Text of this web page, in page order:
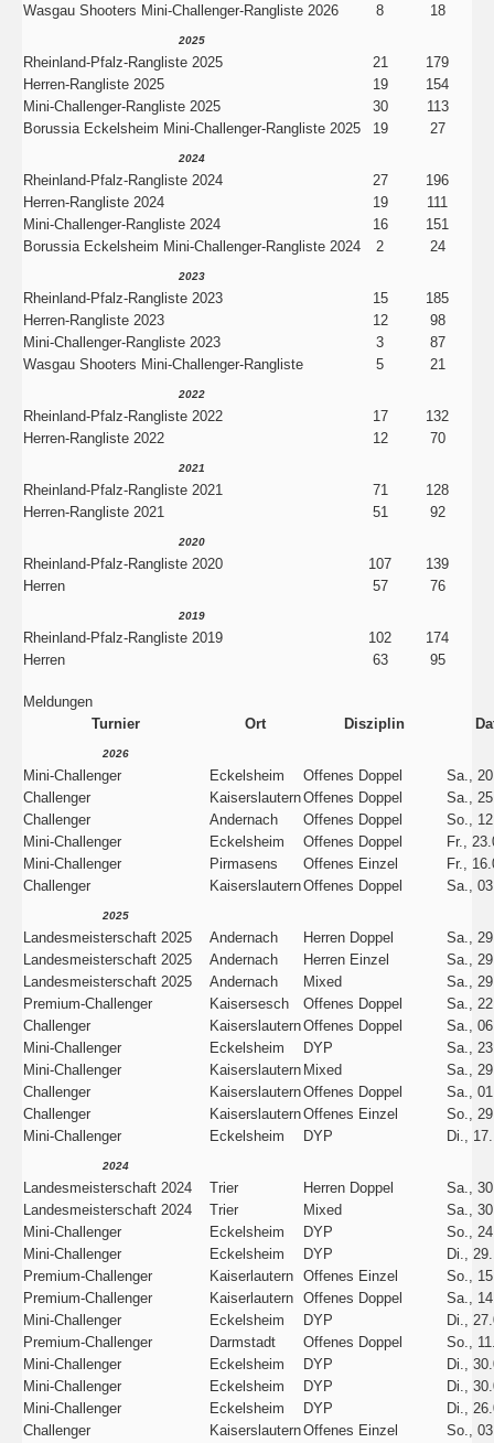
Wasgau Shooters Mini-Challenger-Rangliste 2026
8 18
2025
Rheinland-Pfalz-Rangliste 2025 21
179
Herren-Rangliste 2025
19
154
Mini-Challenger-Rangliste 2025
30
113
Borussia Eckelsheim Mini-Challenger-Rangliste 2025
19 27
2024
Rheinland-Pfalz-Rangliste 2024 27
196
Herren-Rangliste 2024
19
111
Mini-Challenger-Rangliste 2024
16
151
Borussia Eckelsheim Mini-Challenger-Rangliste 2024
2 24
2023
Rheinland-Pfalz-Rangliste 2023 15
185
Herren-Rangliste 2023
12
98
Mini-Challenger-Rangliste 2023
3
87
Wasgau Shooters Mini-Challenger-Rangliste
5 21
2022
Rheinland-Pfalz-Rangliste 2022 17
132
Herren-Rangliste 2022
12 70
2021
Rheinland-Pfalz-Rangliste 2021 71
128
Herren-Rangliste 2021
51 92
2020
Rheinland-Pfalz-Rangliste 2020 107
139
Herren
57 76
2019
Rheinland-Pfalz-Rangliste 2019 102
174
Herren
63 95
Meldungen
Turnier
Ort Disziplin
2026
Mini-Challenger Eckelsheim Offenes Doppel
Sa.,
Challenger
KaiserslauternOffenes Doppel
Sa.,
Challenger
Andernach Offenes Doppel
So.,
Mini-Challenger
Eckelsheim Offenes Doppel
Fr.,
Mini-Challenger
Pirmasens Offenes Einzel
Fr.,
Challenger
KaiserslauternOffenes Doppel Sa.,
2025
Landesmeisterschaft 2025 Andernach Herren Doppel
Sa.,
Landesmeisterschaft 2025
Andernach Herren Einzel
Sa.,
Landesmeisterschaft 2025
Andernach Mixed
Sa.,
Premium-Challenger
Kaisersesch Offenes Doppel
Sa.,
Challenger
KaiserslauternOffenes Doppel
Sa.,
Mini-Challenger
Eckelsheim DYP
Sa.,
Mini-Challenger
Kaiserslautern Mixed
Sa.,
Challenger
KaiserslauternOffenes Doppel
Sa.,
Challenger
KaiserslauternOffenes Einzel
So.,
Mini-Challenger
Eckelsheim DYP Di.,
2024
Landesmeisterschaft 2024 Trier Herren Doppel
Sa.,
Landesmeisterschaft 2024
Trier Mixed
Sa.,
Mini-Challenger
Eckelsheim DYP
So.,
Mini-Challenger
Eckelsheim DYP
Di.,
Premium-Challenger
Kaiserlautern Offenes Einzel
So.,
Premium-Challenger
Kaiserlautern Offenes Doppel
Sa.,
Mini-Challenger
Eckelsheim DYP
Di.,
Premium-Challenger
Darmstadt Offenes Doppel
So.,
Mini-Challenger
Eckelsheim DYP
Di.,
Mini-Challenger
Eckelsheim DYP
Di.,
Mini-Challenger
Eckelsheim DYP
Di.,
Challenger
KaiserslauternOffenes Einzel So.,